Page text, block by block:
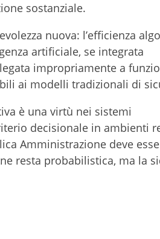
sostanziale.
nuova: l’efficienza
artificiale, se integrata
impropriamente a
ai modelli tradizionali di
è una virtù nei sistemi
decisionale in ambienti
Amministrazione deve
resta probabilistica, ma la